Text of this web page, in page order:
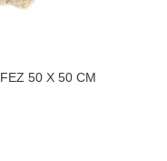
50 X 50 CM